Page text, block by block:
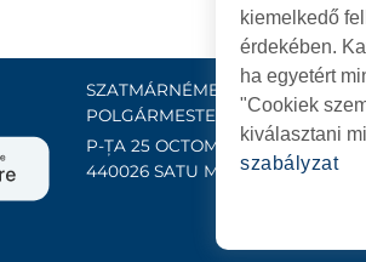
SZATMÁRNÉMETI
POLGÁRMESTERI HIVATAL
P-ȚA 25 OCTOMBRIE, NR. 1
440026 SATU MARE
kiemelkedő
érdekében.
ha egyetért
"Cookiek
kiválasztani
szabályzat